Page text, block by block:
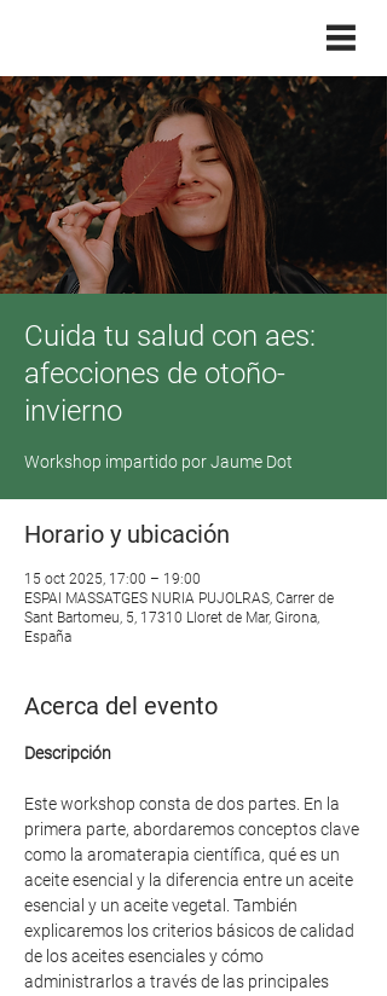
Cuida tu salud con aes:
afecciones de otoño-
invierno
Workshop impartido por Jaume Dot
Horario y ubicación
15 oct 2025, 17:00 – 19:00
ESPAI MASSATGES NURIA PUJOLRAS, Carrer de
Sant Bartomeu, 5, 17310 Lloret de Mar, Girona,
España
Acerca del evento
Descripción
Este workshop consta de dos partes. En la
primera parte, abordaremos conceptos clave
como la aromaterapia científica, qué es un
aceite esencial y la diferencia entre un aceite
esencial y un aceite vegetal. También
explicaremos los criterios básicos de calidad
de los aceites esenciales y cómo
administrarlos a través de las principales